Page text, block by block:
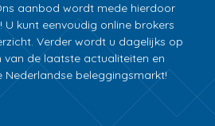
aanbod wordt mede hierdoor
kunt eenvoudig online brokers
Verder wordt u dagelijks op
de laatste actualiteiten en
Nederlandse beleggingsmarkt!